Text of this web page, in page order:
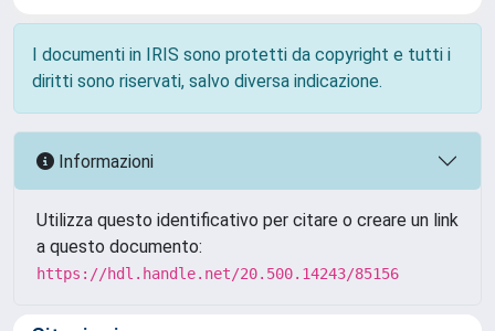
I documenti in IRIS sono protetti da copyright e tutti i
diritti sono riservati, salvo diversa indicazione.
Informazioni
Utilizza questo identificativo per citare o creare un link
a questo documento:
https://hdl.handle.net/20.500.14243/85156